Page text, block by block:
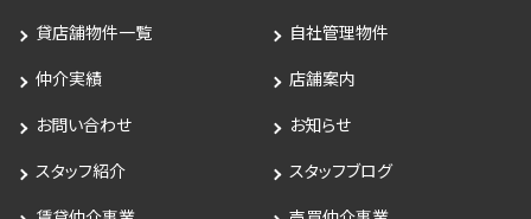
貸店舗物件一覧
自社管理物件
仲介実績
店舗案内
お問い合わせ
お知らせ
スタッフ紹介
スタッフブログ